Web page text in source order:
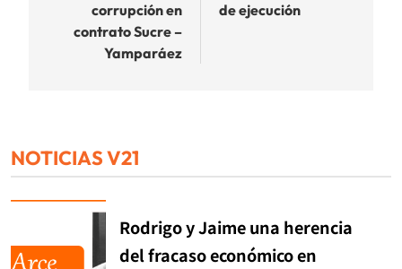
corrupción en
contrato Sucre –
Yamparáez
de ejecución
NOTICIAS V21
Rodrigo y Jaime una herencia
del fracaso económico en